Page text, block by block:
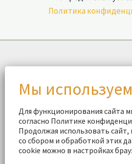
Политика
Для функционирования сайта
согласно Политике
Продолжая использовать сайт,
со сбором и обработкой этих
cookie можно в настройках